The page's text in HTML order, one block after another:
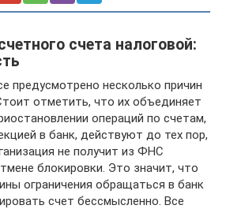
счета налоговой:
предусмотрено несколько причин
отметить, что их объединяет
операций по счетам,
в банк, действуют до тех пор,
не получит из ФНС
блокировки. Это значит, что
ограничения обращаться в банк
счет бессмысленно. Все